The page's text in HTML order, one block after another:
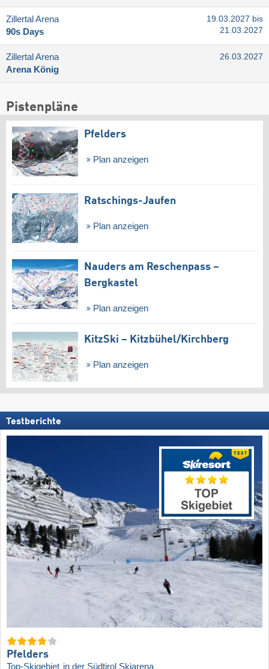
Zillertal Arena
90s Days
19.03.2027 bis
21.03.2027
Zillertal Arena
Arena König
26.03.2027
Pistenpläne
Pfelders
Plan anzeigen
Ratschings-Jaufen
Plan anzeigen
Nauders am Reschenpass –
Bergkastel
Plan anzeigen
KitzSki – Kitzbühel/​Kirchberg
Plan anzeigen
Testberichte
Pfelders
Top-Skigebiet in der Südtirol Skiarena